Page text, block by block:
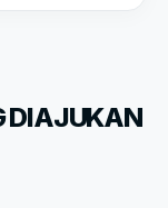
DIAJUKAN